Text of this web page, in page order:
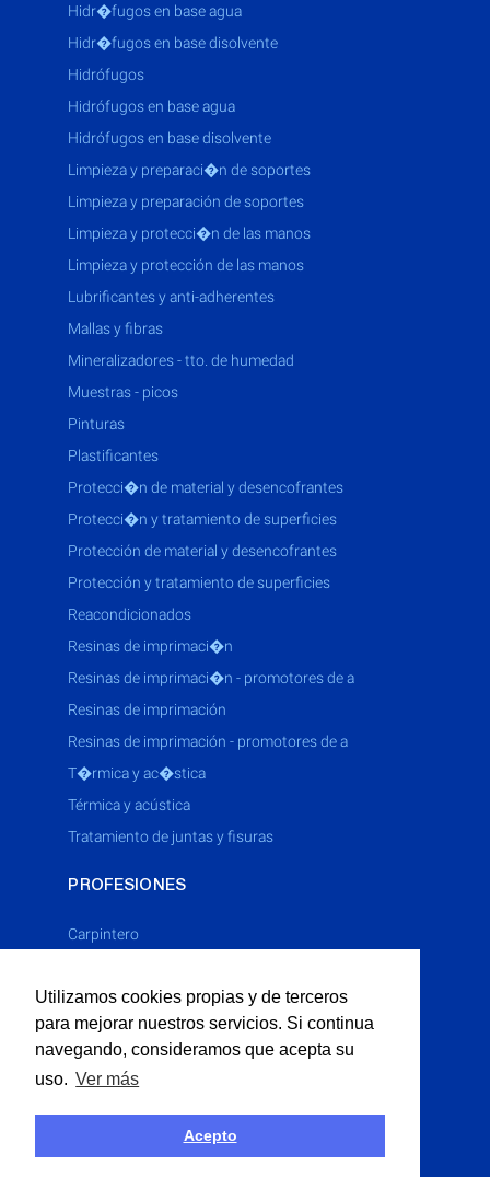
Utilizamos cookies propias y de terceros
para mejorar nuestros servicios. Si continua
navegando, consideramos que acepta su
uso. Ver más
Acepto
hidr�fugos en base agua
hidr�fugos en base disolvente
hidrófugos
hidrófugos en base agua
hidrófugos en base disolvente
limpieza y preparaci�n de soportes
limpieza y preparación de soportes
limpieza y protecci�n de las manos
limpieza y protección de las manos
lubrificantes y anti-adherentes
mallas y fibras
mineralizadores - tto. de humedad
muestras - picos
pinturas
plastificantes
protecci�n de material y desencofrantes
protecci�n y tratamiento de superficies
protección de material y desencofrantes
protección y tratamiento de superficies
reacondicionados
resinas de imprimaci�n
resinas de imprimaci�n - promotores de a
resinas de imprimación
resinas de imprimación - promotores de a
t�rmica y ac�stica
térmica y acústica
tratamiento de juntas y fisuras
PROFESIONES
Carpintero
Electricista
Fontanero
Limpieza Industrial
Multiservicios
Obras Públicas